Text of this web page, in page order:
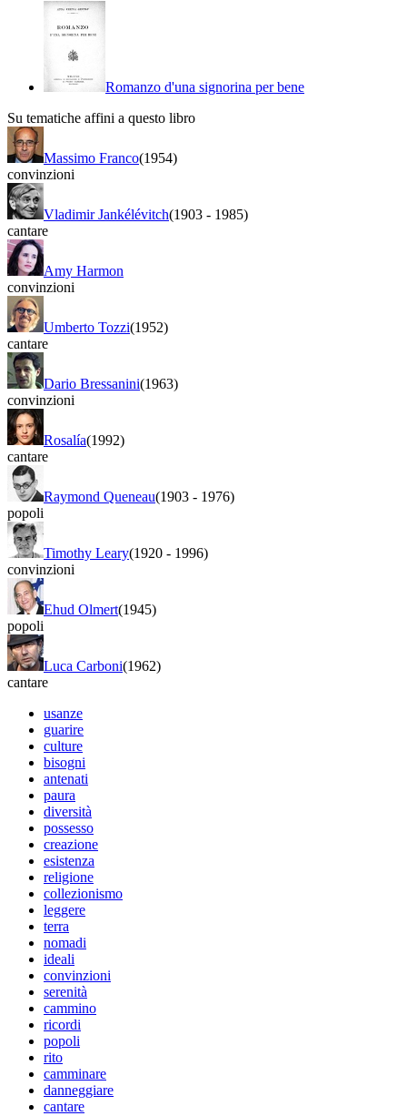
Romanzo d'una signorina per bene
Su tematiche affini a questo libro
Massimo Franco(1954)
convinzioni
Vladimir Jankélévitch(1903 - 1985)
cantare
Amy Harmon
convinzioni
Umberto Tozzi(1952)
cantare
Dario Bressanini(1963)
convinzioni
Rosalía(1992)
cantare
Raymond Queneau(1903 - 1976)
popoli
Timothy Leary(1920 - 1996)
convinzioni
Ehud Olmert(1945)
popoli
Luca Carboni(1962)
cantare
usanze
guarire
culture
bisogni
antenati
paura
diversità
possesso
creazione
esistenza
religione
collezionismo
leggere
terra
nomadi
ideali
convinzioni
serenità
cammino
ricordi
popoli
rito
camminare
danneggiare
cantare